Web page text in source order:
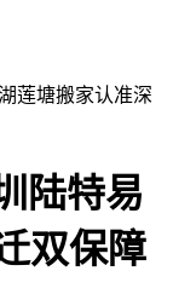
莲塘搬家认准深
陆特易
双保障​